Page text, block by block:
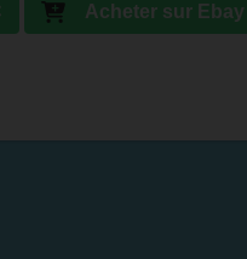
Acheter sur Ebay